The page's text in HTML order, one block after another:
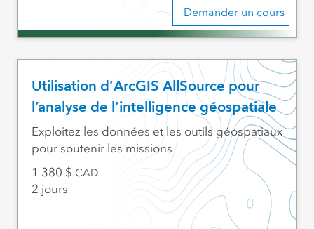
Demander un cours
Utilisation d’ArcGIS AllSource pour
l’analyse de l’intelligence géospatiale
Exploitez les données et les outils géospatiaux
pour soutenir les missions
1 380
CAD
2 jours